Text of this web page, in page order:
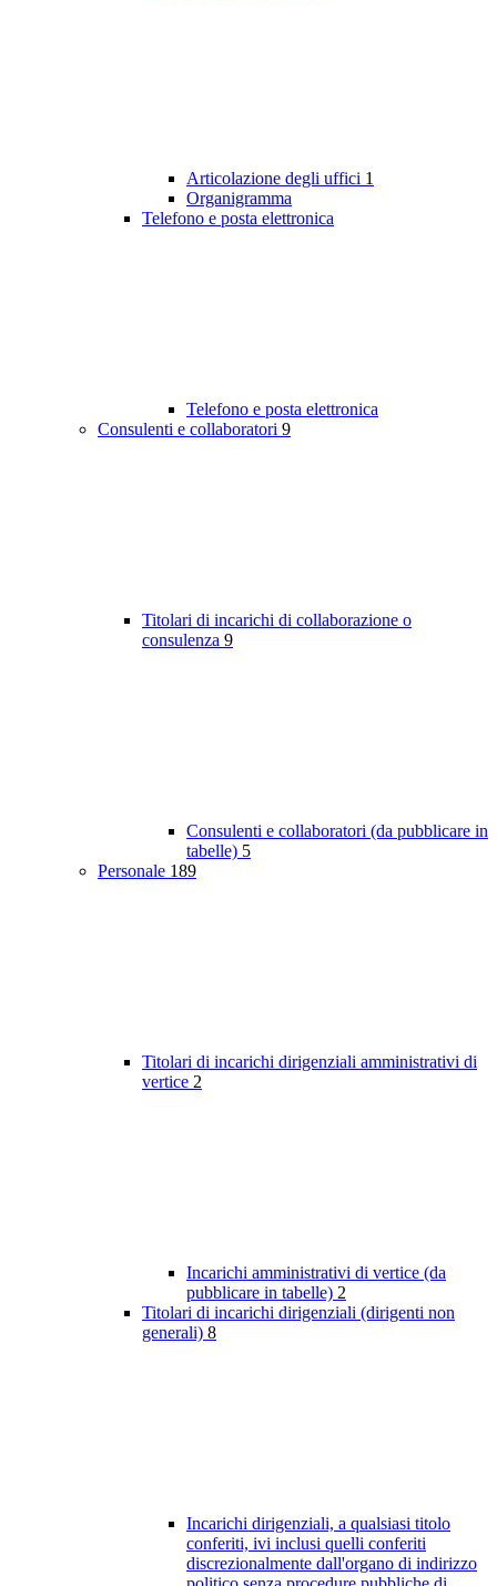
Articolazione degli uffici 1
Organigramma
Telefono e posta elettronica
Telefono e posta elettronica
Consulenti e collaboratori 9
Titolari di incarichi di collaborazione o
consulenza 9
Consulenti e collaboratori (da pubblicare in
tabelle) 5
Personale 189
Titolari di incarichi dirigenziali amministrativi di
vertice 2
Incarichi amministrativi di vertice (da
pubblicare in tabelle) 2
Titolari di incarichi dirigenziali (dirigenti non
generali) 8
Incarichi dirigenziali, a qualsiasi titolo
conferiti, ivi inclusi quelli conferiti
discrezionalmente dall'organo di indirizzo